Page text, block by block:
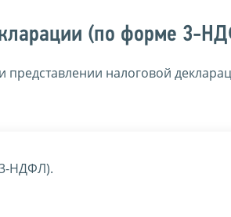
(по форме 3-
налоговой
НДФЛ).